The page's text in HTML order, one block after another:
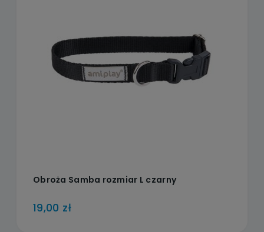
Obroża Samba rozmiar L czarny
19,00 zł